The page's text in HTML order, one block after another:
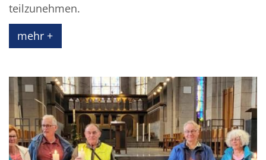
teilzunehmen.
mehr +